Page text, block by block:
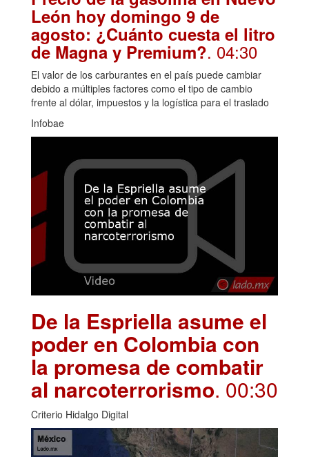
León hoy domingo 9 de
agosto: ¿Cuánto cuesta el litro
de Magna y Premium?. 04:30
El valor de los carburantes en el país puede cambiar
debido a múltiples factores como el tipo de cambio
frente al dólar, impuestos y la logística para el traslado
Infobae
De la Espriella asume el
poder en Colombia con
la promesa de combatir
al narcoterrorismo. 00:30
Criterio Hidalgo Digital